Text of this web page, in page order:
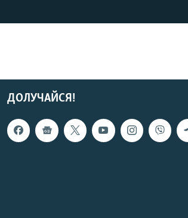
ДОЛУЧАЙСЯ!